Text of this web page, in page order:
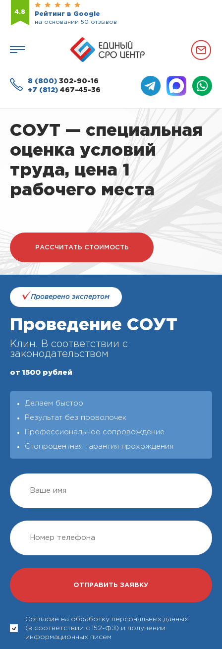
4.8
Рейтинг в Google
на основании 50 отзывов
8 (800) 302-90-16
+7 (812) 467-45-36
СОУТ — специальная
оценка условий
труда, цена 1
рабочего места
РАССЧИТАТЬ СТОИМОСТЬ
Проверено экспертом
Проведение СОУТ
Клин. В соответствии с
законодательством
от 1500 рублей
Делаем быстро
Результат без проволочек
Профессиональное сопровождение
Стопроцентная гарантия прохождения
Согласие на обработку персональных данных
(в соответствии с 152-ФЗ) и получении
информационных писем